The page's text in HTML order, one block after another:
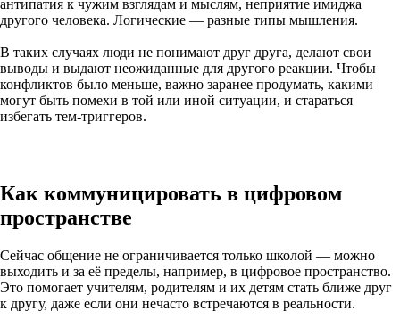
антипатия к чужим взглядам и мыслям, неприятие имиджа
другого человека. Логические — разные типы мышления.
В таких случаях люди не понимают друг друга, делают свои
выводы и выдают неожиданные для другого реакции. Чтобы
конфликтов было меньше, важно заранее продумать, какими
могут быть помехи в той или иной ситуации, и стараться
избегать тем-триггеров.
Как коммуницировать в цифровом
пространстве
Сейчас общение не ограничивается только школой — можно
выходить и за её пределы, например, в цифровое пространство.
Это помогает учителям, родителям и их детям стать ближе друг
к другу, даже если они нечасто встречаются в реальности.